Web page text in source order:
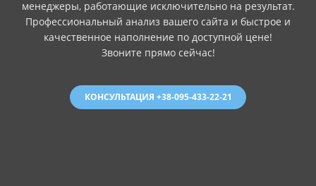
менеджеры, работающие исключительно на результат.
Профессиональный анализ вашего сайта и быстрое и
качественное наполнение по доступной цене!
Звоните прямо сейчас!
КОНСУЛЬТАЦИЯ +38-095-433-22-21